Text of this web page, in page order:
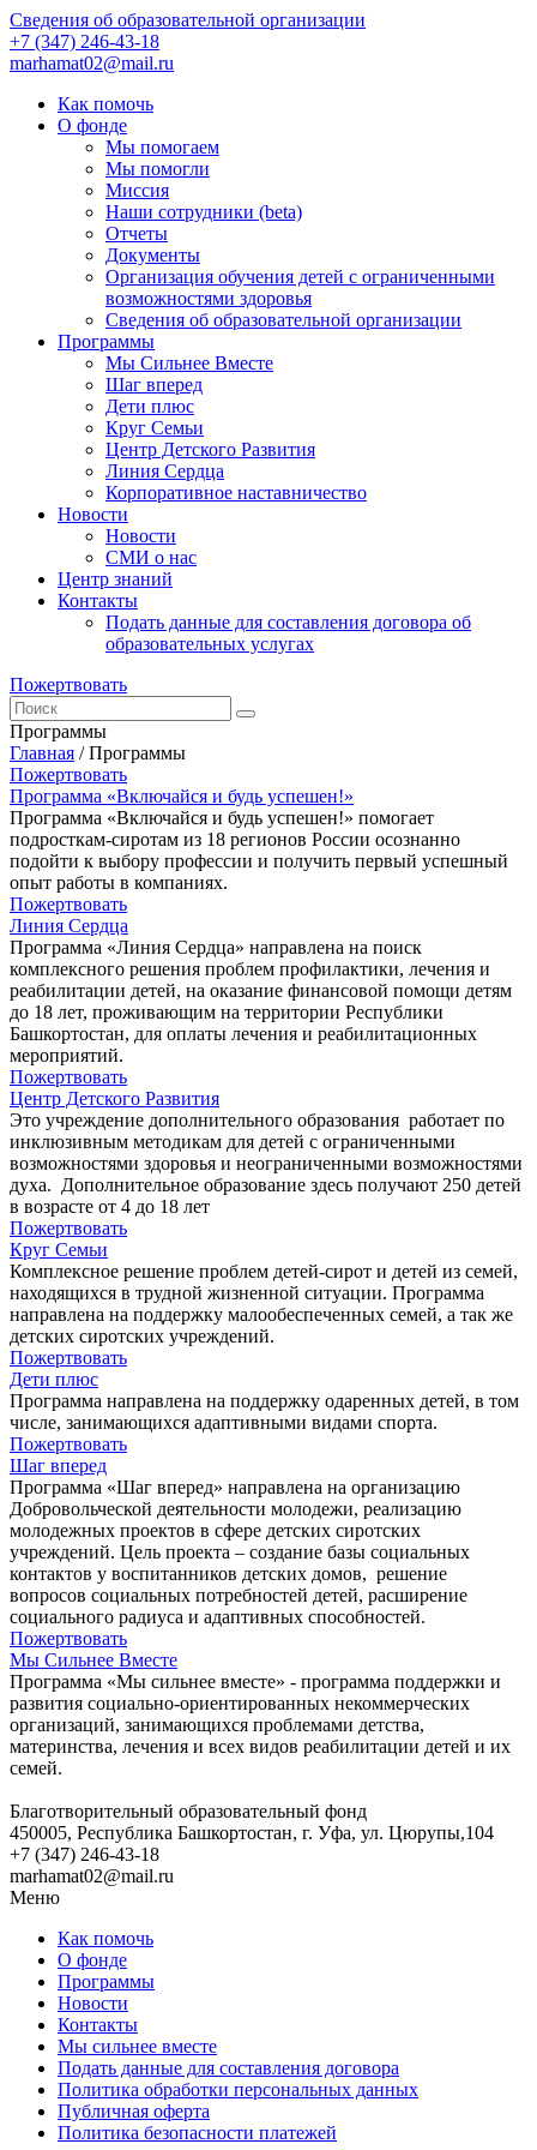
Сведения об образовательной организации
+7 (347) 246-43-18
marhamat02@mail.ru
Как помочь
О фонде
Мы помогаем
Мы помогли
Миссия
Наши сотрудники (beta)
Отчеты
Документы
Организация обучения детей с ограниченными
возможностями здоровья
Сведения об образовательной организации
Программы
Мы Сильнее Вместе
Шаг вперед
Дети плюс
Круг Семьи
Центр Детского Развития
Линия Сердца
Корпоративное наставничество
Новости
Новости
СМИ о нас
Центр знаний
Контакты
Подать данные для составления договора об
образовательных услугах
Пожертвовать
Программы
Главная / Программы
Пожертвовать
Программа «Включайся и будь успешен!»
Программа «Включайся и будь успешен!» помогает
подросткам-сиротам из 18 регионов России осознанно
подойти к выбору профессии и получить первый успешный
опыт работы в компаниях.
Пожертвовать
Линия Сердца
Программа «Линия Сердца» направлена на поиск
комплексного решения проблем профилактики, лечения и
реабилитации детей, на оказание финансовой помощи детям
до 18 лет, проживающим на территории Республики
Башкортостан, для оплаты лечения и реабилитационных
мероприятий.
Пожертвовать
Центр Детского Развития
Это учреждение дополнительного образования работает по
инклюзивным методикам для детей с ограниченными
возможностями здоровья и неограниченными возможностями
духа. Дополнительное образование здесь получают 250 детей
в возрасте от 4 до 18 лет
Пожертвовать
Круг Семьи
Комплексное решение проблем детей-сирот и детей из семей,
находящихся в трудной жизненной ситуации. Программа
направлена на поддержку малообеспеченных семей, а так же
детских сиротских учреждений.
Пожертвовать
Дети плюс
Программа направлена на поддержку одаренных детей, в том
числе, занимающихся адаптивными видами спорта.
Пожертвовать
Шаг вперед
Программа «Шаг вперед» направлена на организацию
Добровольческой деятельности молодежи, реализацию
молодежных проектов в сфере детских сиротских
учреждений. Цель проекта – создание базы социальных
контактов у воспитанников детских домов, решение
вопросов социальных потребностей детей, расширение
социального радиуса и адаптивных способностей.
Пожертвовать
Мы Сильнее Вместе
Программа «Мы сильнее вместе» - программа поддержки и
развития социально-ориентированных некоммерческих
организаций, занимающихся проблемами детства,
материнства, лечения и всех видов реабилитации детей и их
семей.
Благотворительный образовательный фонд
450005, Республика Башкортостан, г. Уфа, ул. Цюрупы,104
+7 (347) 246-43-18
marhamat02@mail.ru
Меню
Как помочь
О фонде
Программы
Новости
Контакты
Мы сильнее вместе
Подать данные для составления договора
Политика обработки персональных данных
Публичная оферта
Политика безопасности платежей